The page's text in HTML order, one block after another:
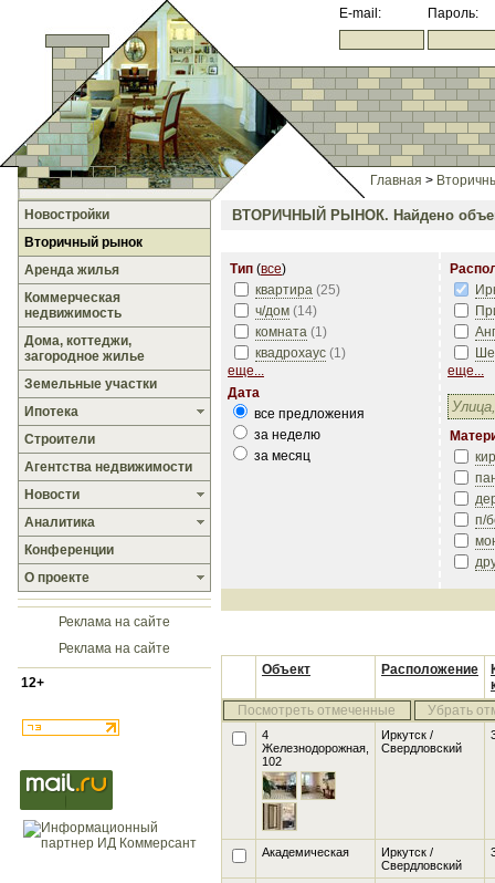
E-mail: Пароль:
Главная >
Новостройки
Вторичный рынок
Аренда жилья
Коммерческая
недвижимость
Дома, коттеджи,
загородное жилье
Земельные участки
Ипотека
Строители
Агентства недвижимости
Новости
Аналитика
Конференции
О проекте
Реклама на сайте
Реклама на сайте
12+
ВТОРИЧНЫЙ РЫНОК. Найдено
Тип (все)
квартира (25)
ч/дом (14)
комната (1)
квадрохаус (1)
еще...
Дата
все предложения
за неделю
за месяц
еще...
п/
Объект Расположение
Посмотреть отмеченные
Убрать
4
Железнодорожная,
102
Иркутск /
Свердловский
Академическая
Иркутск /
Свердловский